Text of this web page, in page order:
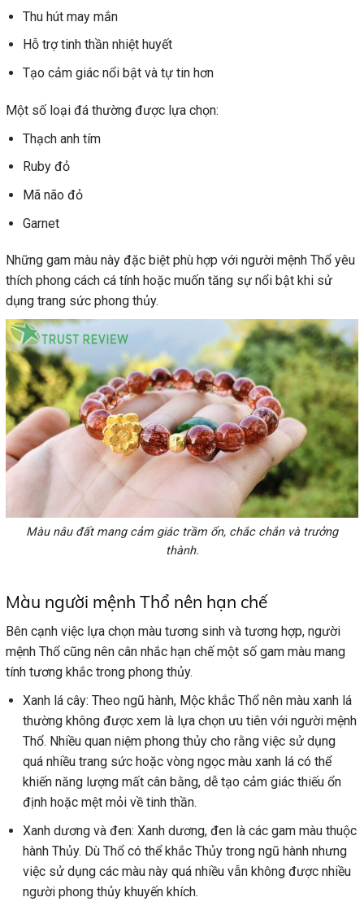
Thu hút may mắn
Hỗ trợ tinh thần nhiệt huyết
Tạo cảm giác nổi bật và tự tin hơn
Một số loại đá thường được lựa chọn:
Thạch anh tím
Ruby đỏ
Mã não đỏ
Garnet
Những gam màu này đặc biệt phù hợp với người mệnh Thổ yêu
thích phong cách cá tính hoặc muốn tăng sự nổi bật khi sử
dụng trang sức phong thủy.
Màu nâu đất mang cảm giác trầm ổn, chắc chắn và trưởng
thành.
Màu người mệnh Thổ nên hạn chế
Bên cạnh việc lựa chọn màu tương sinh và tương hợp, người
mệnh Thổ cũng nên cân nhắc hạn chế một số gam màu mang
tính tương khắc trong phong thủy.
Xanh lá cây: Theo ngũ hành, Mộc khắc Thổ nên màu xanh lá
thường không được xem là lựa chọn ưu tiên với người mệnh
Thổ. Nhiều quan niệm phong thủy cho rằng việc sử dụng
quá nhiều trang sức hoặc vòng ngọc màu xanh lá có thể
khiến năng lượng mất cân bằng, dễ tạo cảm giác thiếu ổn
định hoặc mệt mỏi về tinh thần.
Xanh dương và đen: Xanh dương, đen là các gam màu thuộc
hành Thủy. Dù Thổ có thể khắc Thủy trong ngũ hành nhưng
việc sử dụng các màu này quá nhiều vẫn không được nhiều
người phong thủy khuyến khích.